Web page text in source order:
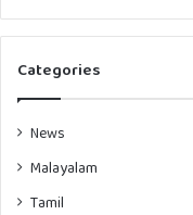
Categories
News
Malayalam
Tamil